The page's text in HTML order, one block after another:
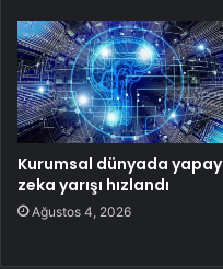
Kurumsal dünyada yapay
zeka yarışı hızlandı
Ağustos 4, 2026